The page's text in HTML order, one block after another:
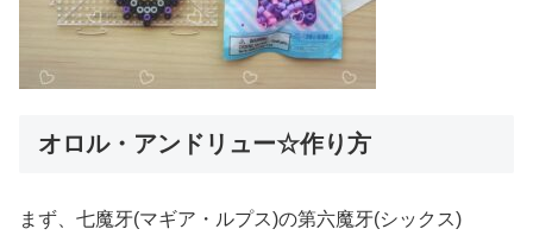
オロル・アンドリュー☆作り方
まず、七魔牙(マギア・ルプス)の第六魔牙(シックス)